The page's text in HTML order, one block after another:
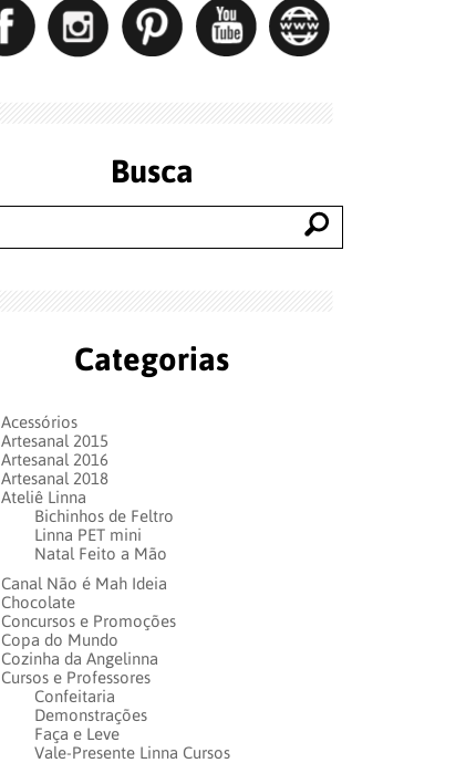
Busca
Categorias
Acessórios
Artesanal 2015
Artesanal 2016
Artesanal 2018
Ateliê Linna
Bichinhos de Feltro
Linna PET mini
Natal Feito a Mão
Canal Não é Mah Ideia
Chocolate
Concursos e Promoções
Copa do Mundo
Cozinha da Angelinna
Cursos e Professores
Confeitaria
Demonstrações
Faça e Leve
Vale-Presente Linna Cursos